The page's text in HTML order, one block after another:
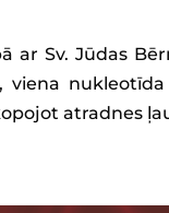
ar Sv. Jūdas
atradnes